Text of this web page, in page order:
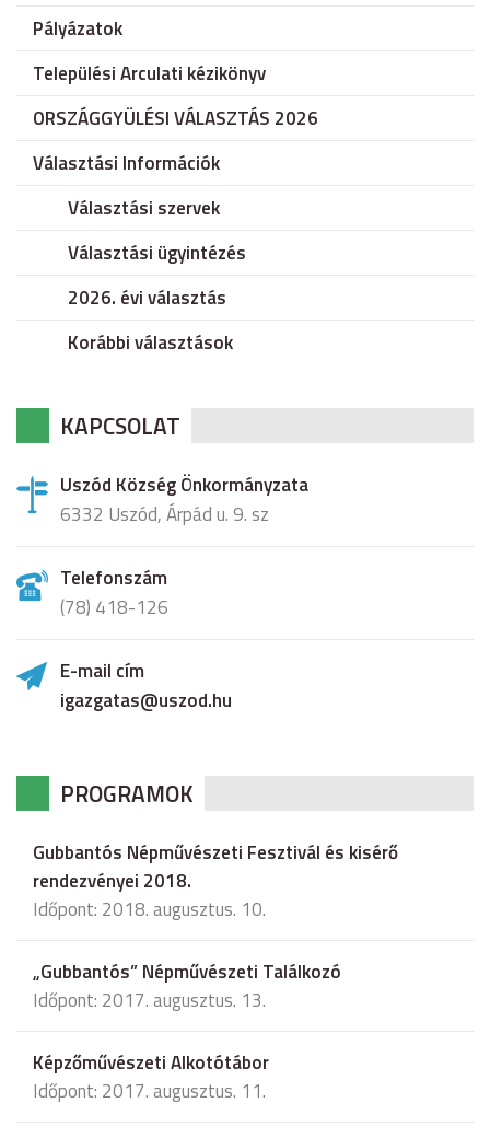
Pályázatok
Települési Arculati kézikönyv
ORSZÁGGYÜLÉSI VÁLASZTÁS 2026
Választási Információk
Választási szervek
Választási ügyintézés
2026. évi választás
Korábbi választások
KAPCSOLAT
Uszód Község Önkormányzata
6332 Uszód, Árpád u. 9. sz
Telefonszám
(78) 418-126
E-mail cím
igazgatas@uszod.hu
PROGRAMOK
Gubbantós Népművészeti Fesztivál és kisérő
rendezvényei 2018.
Időpont: 2018. augusztus. 10.
„Gubbantós” Népművészeti Találkozó
Időpont: 2017. augusztus. 13.
Képzőművészeti Alkotótábor
Időpont: 2017. augusztus. 11.